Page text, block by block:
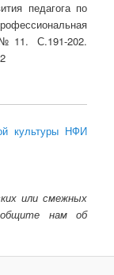
педагога по
С.191-202.
культуры НФИ
или смежных
нам об